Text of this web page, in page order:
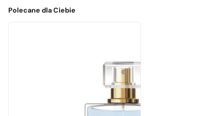
0,00 zł
Polecane dla Ciebie